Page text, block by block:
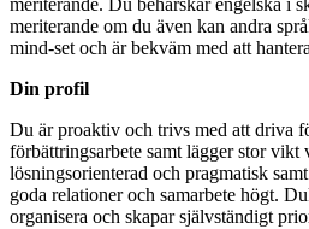
meriterande. Du behärskar engelska i
meriterande om du även kan andra
mind-set och är bekväm med att
Din profil
Du är proaktiv och trivs med att driva
förbättringsarbete samt lägger stor vikt
lösningsorienterad och pragmatisk
goda relationer och samarbete högt.
organisera och skapar självständigt